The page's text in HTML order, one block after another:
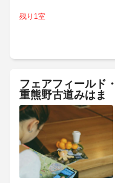
残り1室
フェアフィールド
重熊野古道みはま